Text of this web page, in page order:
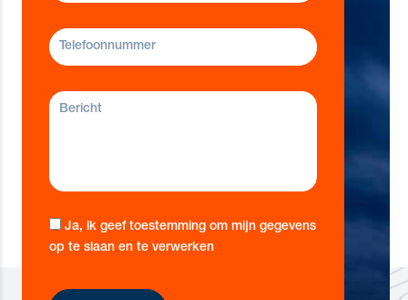
Ja, ik geef toestemming om mijn gegevens
op te slaan en te verwerken